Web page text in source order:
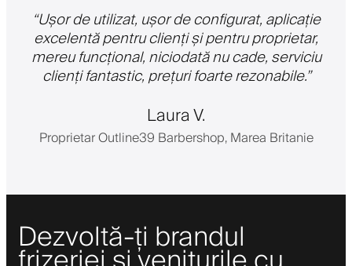
“Ușor de utilizat, ușor de configurat, aplicație
excelentă pentru clienți și pentru proprietar,
mereu funcțional, niciodată nu cade, serviciu
clienți fantastic, prețuri foarte rezonabile.”
Laura V.
Proprietar Outline39 Barbershop, Marea Britanie
Dezvoltă-ți brandul